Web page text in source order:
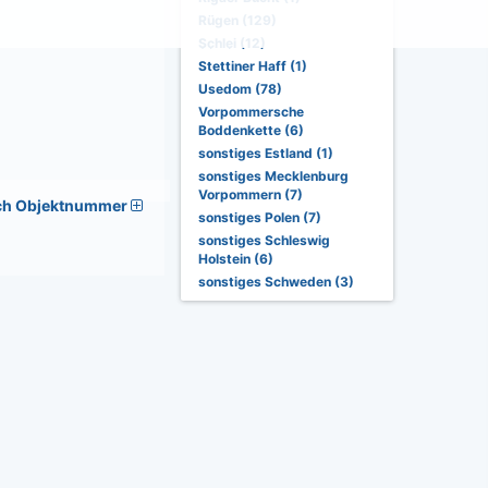
Objektnummer
Stettiner Haff (1)
Usedom (78)
Vorpommersche
Boddenkette (6)
sonstiges Estland (1)
sonstiges Mecklenburg
Vorpommern (7)
sonstiges Polen (7)
sonstiges Schleswig
Holstein (6)
sonstiges Schweden (3)